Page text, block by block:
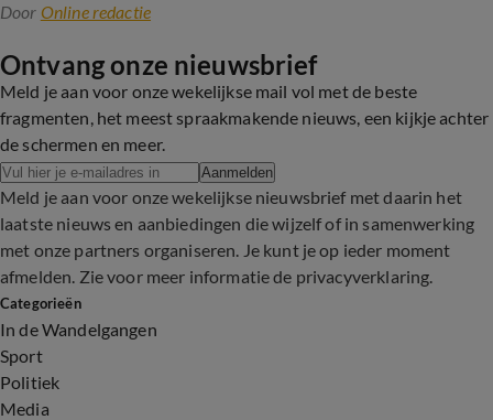
Door Online redactie
Ontvang onze nieuwsbrief
Meld je aan voor onze wekelijkse mail vol met de beste
fragmenten, het meest spraakmakende nieuws, een kijkje achter
de schermen en meer.
Aanmelden
Meld je aan voor onze wekelijkse nieuwsbrief met daarin het
laatste nieuws en aanbiedingen die wijzelf of in samenwerking
met onze partners organiseren. Je kunt je op ieder moment
afmelden. Zie voor meer informatie de privacyverklaring.
Categorieën
In de Wandelgangen
Sport
Politiek
Media